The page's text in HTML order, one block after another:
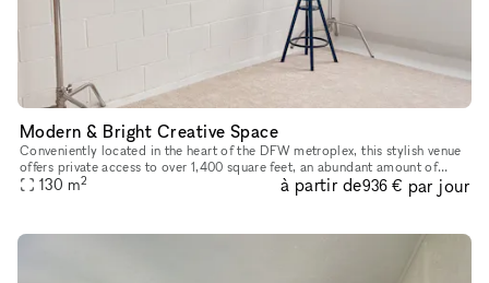
Modern & Bright Creative Space
Conveniently located in the heart of the DFW metroplex, this stylish venue
offers private access to over 1,400 square feet, an abundant amount of
natural light, and a clean white industrial setting w
130 m2 à partir de936 € par jour